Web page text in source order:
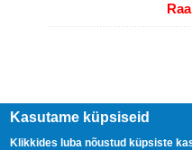
Kasutame küpsiseid
Klikkides luba nõustud küpsiste